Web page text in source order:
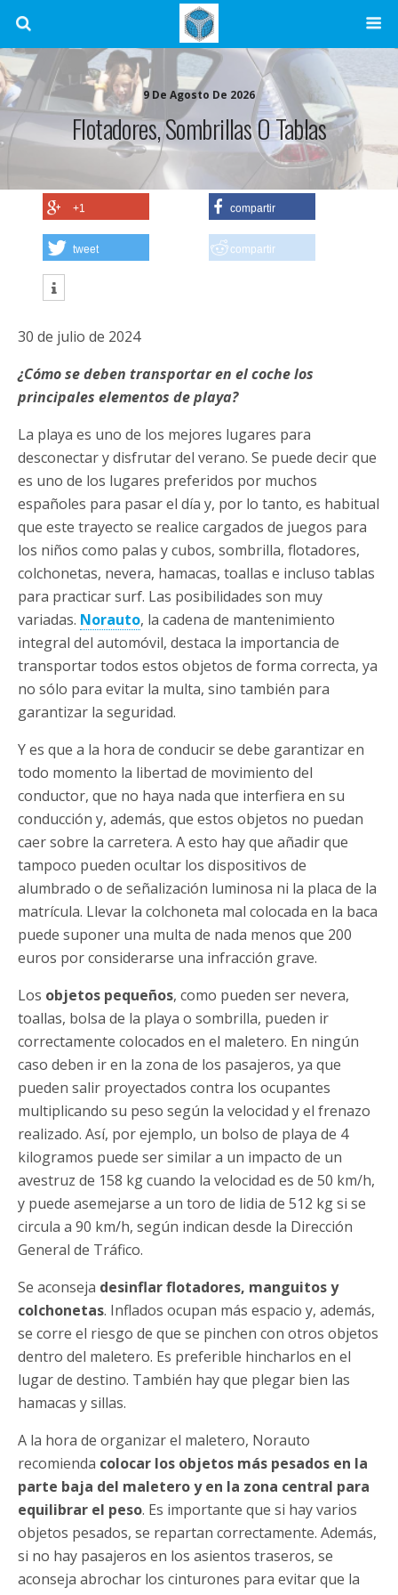
9 De Agosto De 2026
Flotadores, Sombrillas O Tablas
+1 compartir
tweet compartir
30 de julio de 2024
¿Cómo se deben transportar en el coche los
principales elementos de playa?
La playa es uno de los mejores lugares para
desconectar y disfrutar del verano. Se puede decir que
es uno de los lugares preferidos por muchos
españoles para pasar el día y, por lo tanto, es habitual
que este trayecto se realice cargados de juegos para
los niños como palas y cubos, sombrilla, flotadores,
colchonetas, nevera, hamacas, toallas e incluso tablas
para practicar surf. Las posibilidades son muy
variadas. Norauto, la cadena de mantenimiento
integral del automóvil, destaca la importancia de
transportar todos estos objetos de forma correcta, ya
no sólo para evitar la multa, sino también para
garantizar la seguridad.
Y es que a la hora de conducir se debe garantizar en
todo momento la libertad de movimiento del
conductor, que no haya nada que interfiera en su
conducción y, además, que estos objetos no puedan
caer sobre la carretera. A esto hay que añadir que
tampoco pueden ocultar los dispositivos de
alumbrado o de señalización luminosa ni la placa de la
matrícula. Llevar la colchoneta mal colocada en la baca
puede suponer una multa de nada menos que 200
euros por considerarse una infracción grave.
Los objetos pequeños, como pueden ser nevera,
toallas, bolsa de la playa o sombrilla, pueden ir
correctamente colocados en el maletero. En ningún
caso deben ir en la zona de los pasajeros, ya que
pueden salir proyectados contra los ocupantes
multiplicando su peso según la velocidad y el frenazo
realizado. Así, por ejemplo, un bolso de playa de 4
kilogramos puede ser similar a un impacto de un
avestruz de 158 kg cuando la velocidad es de 50 km/h,
y puede asemejarse a un toro de lidia de 512 kg si se
circula a 90 km/h, según indican desde la Dirección
General de Tráfico.
Se aconseja desinflar flotadores, manguitos y
colchonetas. Inflados ocupan más espacio y, además,
se corre el riesgo de que se pinchen con otros objetos
dentro del maletero. Es preferible hincharlos en el
lugar de destino. También hay que plegar bien las
hamacas y sillas.
A la hora de organizar el maletero, Norauto
recomienda colocar los objetos más pesados en la
parte baja del maletero y en la zona central para
equilibrar el peso. Es importante que si hay varios
objetos pesados, se repartan correctamente. Además,
si no hay pasajeros en los asientos traseros, se
aconseja abrochar los cinturones para evitar que la